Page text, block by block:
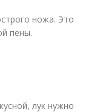
ножа. Это
пены.
лук нужно